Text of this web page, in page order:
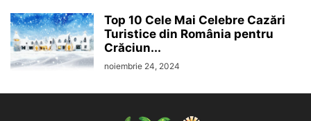
Top 10 Cele Mai Celebre Cazări
Turistice din România pentru
Crăciun...
noiembrie 24, 2024